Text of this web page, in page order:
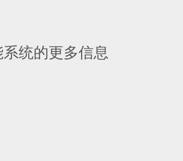
统的更多信息